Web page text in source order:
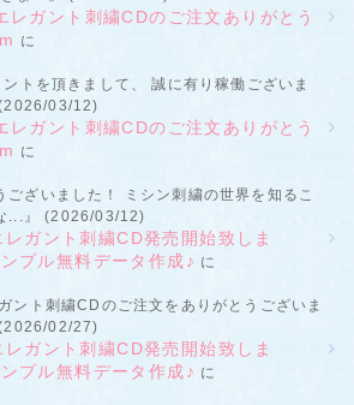
ガント刺繍CDのご注文ありがとう
に
トを頂きまして、 誠に有り稼働ございま
03/12)
ガント刺繍CDのご注文ありがとう
に
ございました！ ミシン刺繍の世界を知るこ
...』 (2026/03/12)
ガント刺繍CD発売開始致しま
プル無料データ作成♪ に
ント刺繍CDのご注文をありがとうございま
02/27)
ガント刺繍CD発売開始致しま
プル無料データ作成♪ に